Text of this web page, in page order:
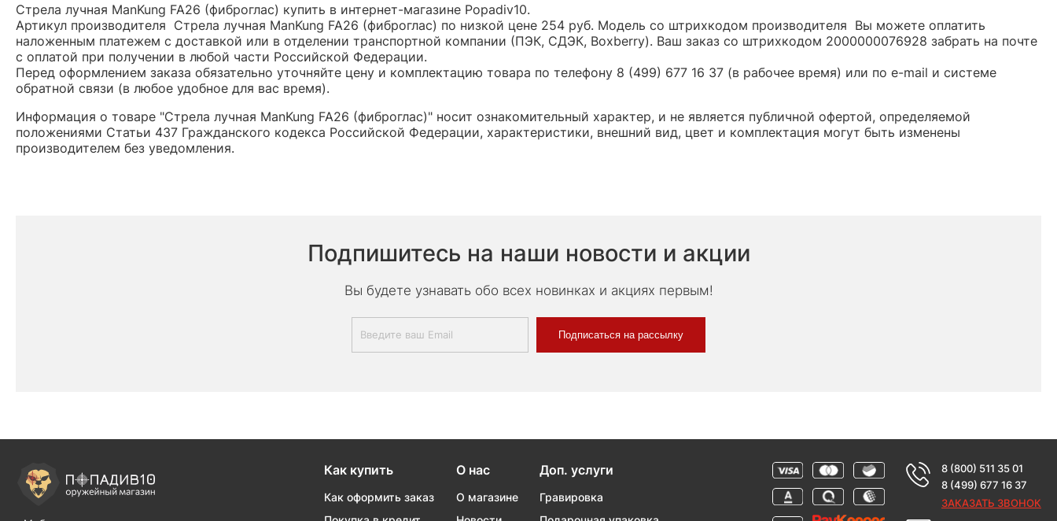
Стрела лучная ManKung FA26 (фиброглас) купить в интернет-магазине Popadiv10.
Артикул производителя Стрела лучная ManKung FA26 (фиброглас) по низкой цене 254 руб. Модель со штрихкодом производителя Вы можете оплатить
наложенным платежем с доставкой или в отделении транспортной компании (ПЭК, СДЭК, Boxberry). Ваш заказ со штрихкодом 2000000076928 забрать на почте
с оплатой при получении в любой части Российской Федерации.
Перед оформлением заказа обязательно уточняйте цену и комплектацию товара по телефону 8 (499) 677 16 37 (в рабочее время) или по e-mail и системе
обратной связи (в любое удобное для вас время).
Информация о товаре "Стрела лучная ManKung FA26 (фиброглас)" носит ознакомительный характер, и не является публичной офертой, определяемой
положениями Статьи 437 Гражданского кодекса Российской Федерации, характеристики, внешний вид, цвет и комплектация могут быть изменены
производителем без уведомления.
Подпишитесь на наши новости и акции
Вы будете узнавать обо всех новинках и акциях первым!
Подписаться на рассылку
Как купить
Как оформить заказ
О нас
О магазине
Доп. услуги
Гравировка
8 (800) 511 35 01
8 (499) 677 16 37
ЗАКАЗАТЬ ЗВОНОК